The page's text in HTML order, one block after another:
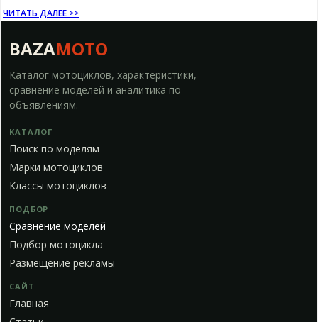
ЧИТАТЬ ДАЛЕЕ >>
BAZAMOTO
Каталог мотоциклов, характеристики,
сравнение моделей и аналитика по
объявлениям.
КАТАЛОГ
Поиск по моделям
Марки мотоциклов
Классы мотоциклов
ПОДБОР
Сравнение моделей
Подбор мотоцикла
Размещение рекламы
САЙТ
Главная